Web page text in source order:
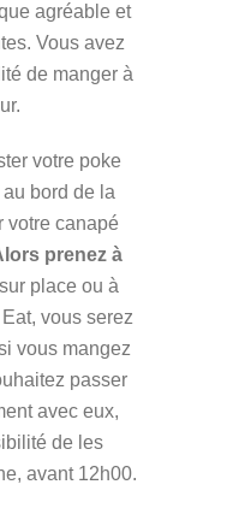
agréable et
Vous avez
de manger à
votre poke
bord de la
votre canapé
prenez à
place ou à
vous serez
vous mangez
passer
avec eux,
de les
avant 12h00.